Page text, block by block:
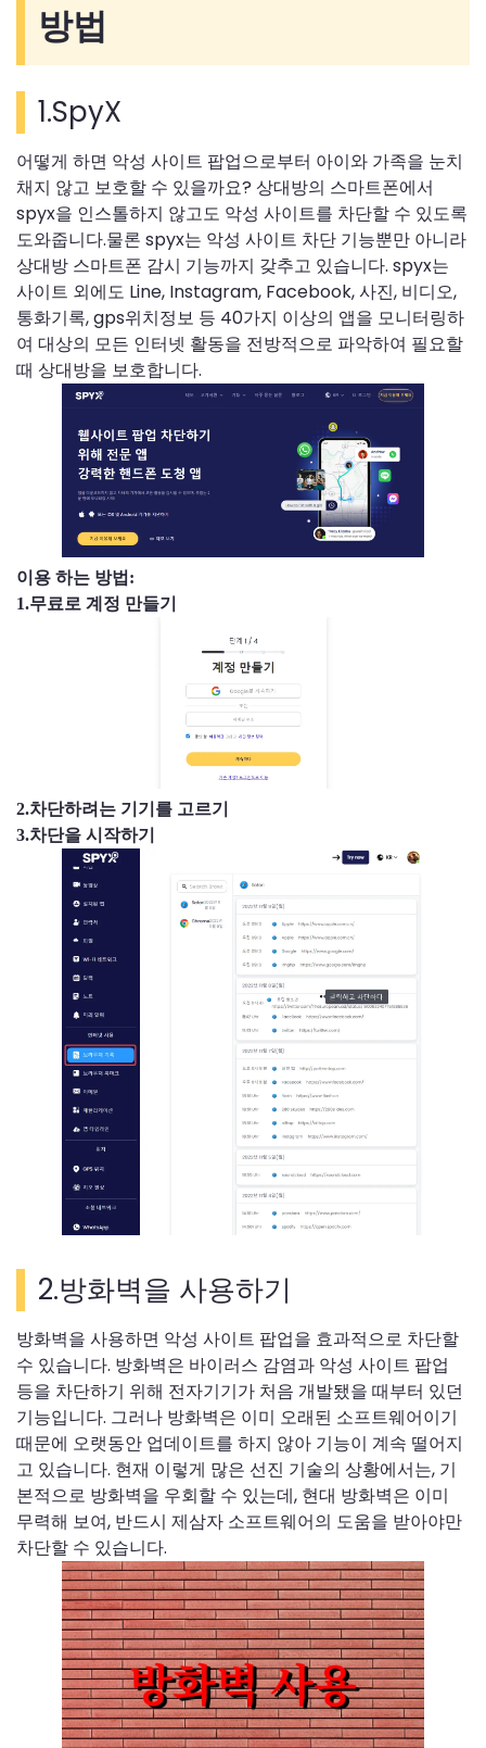
방법
1.SpyX
어떻게 하면 악성 사이트 팝업으로부터 아이와 가족을 눈치
채지 않고 보호할 수 있을까요? 상대방의 스마트폰에서
spyx을 인스톨하지 않고도 악성 사이트를 차단할 수 있도록
도와줍니다.물론 spyx는 악성 사이트 차단 기능뿐만 아니라
상대방 스마트폰 감시 기능까지 갖추고 있습니다. spyx는
사이트 외에도 Line, Instagram, Facebook, 사진, 비디오,
통화기록, gps위치정보 등 40가지 이상의 앱을 모니터링하
여 대상의 모든 인터넷 활동을 전방적으로 파악하여 필요할
때 상대방을 보호합니다.
이용 하는 방법:
1.무료로 계정 만들기
2.차단하려는 기기를 고르기
3.차단을 시작하기
2.방화벽을 사용하기
방화벽을 사용하면 악성 사이트 팝업을 효과적으로 차단할
수 있습니다. 방화벽은 바이러스 감염과 악성 사이트 팝업
등을 차단하기 위해 전자기기가 처음 개발됐을 때부터 있던
기능입니다. 그러나 방화벽은 이미 오래된 소프트웨어이기
때문에 오랫동안 업데이트를 하지 않아 기능이 계속 떨어지
고 있습니다. 현재 이렇게 많은 선진 기술의 상황에서는, 기
본적으로 방화벽을 우회할 수 있는데, 현대 방화벽은 이미
무력해 보여, 반드시 제삼자 소프트웨어의 도움을 받아야만
차단할 수 있습니다.